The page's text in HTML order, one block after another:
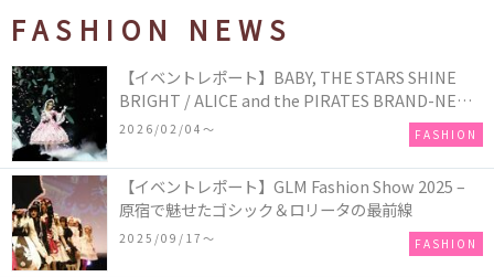
FASHION NEWS
【イベントレポート】BABY, THE STARS SHINE
BRIGHT / ALICE and the PIRATES BRAND-NEW
COLLECTION in TOKYO
2026/02/04〜 FASHION
【イベントレポート】GLM Fashion Show 2025 –
原宿で魅せたゴシック＆ロリータの最前線
2025/09/17〜 FASHION